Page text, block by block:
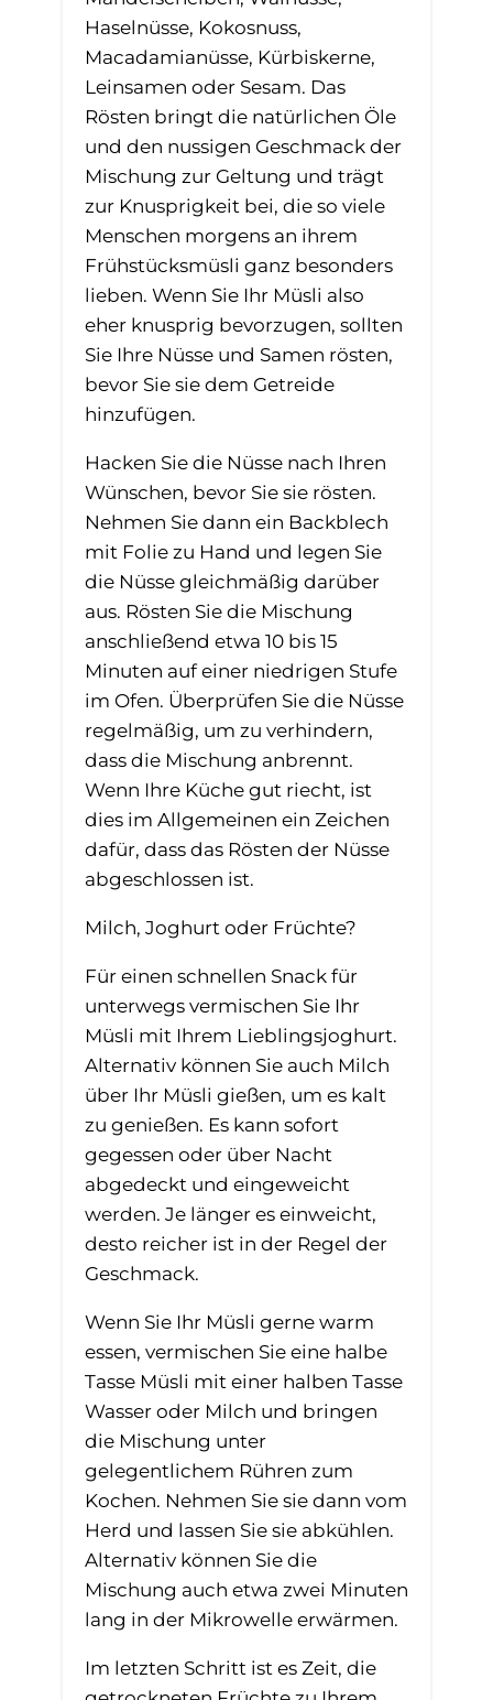
Haselnüsse, Kokosnuss,
Macadamianüsse, Kürbiskerne,
Leinsamen oder Sesam. Das
Rösten bringt die natürlichen Öle
und den nussigen Geschmack der
Mischung zur Geltung und trägt
zur Knusprigkeit bei, die so viele
Menschen morgens an ihrem
Frühstücksmüsli ganz besonders
lieben. Wenn Sie Ihr Müsli also
eher knusprig bevorzugen, sollten
Sie Ihre Nüsse und Samen rösten,
bevor Sie sie dem Getreide
hinzufügen.
Hacken Sie die Nüsse nach Ihren
Wünschen, bevor Sie sie rösten.
Nehmen Sie dann ein Backblech
mit Folie zu Hand und legen Sie
die Nüsse gleichmäßig darüber
aus. Rösten Sie die Mischung
anschließend etwa 10 bis 15
Minuten auf einer niedrigen Stufe
im Ofen. Überprüfen Sie die Nüsse
regelmäßig, um zu verhindern,
dass die Mischung anbrennt.
Wenn Ihre Küche gut riecht, ist
dies im Allgemeinen ein Zeichen
dafür, dass das Rösten der Nüsse
abgeschlossen ist.
Milch, Joghurt oder Früchte?
Für einen schnellen Snack für
unterwegs vermischen Sie Ihr
Müsli mit Ihrem Lieblingsjoghurt.
Alternativ können Sie auch Milch
über Ihr Müsli gießen, um es kalt
zu genießen. Es kann sofort
gegessen oder über Nacht
abgedeckt und eingeweicht
werden. Je länger es einweicht,
desto reicher ist in der Regel der
Geschmack.
Wenn Sie Ihr Müsli gerne warm
essen, vermischen Sie eine halbe
Tasse Müsli mit einer halben Tasse
Wasser oder Milch und bringen
die Mischung unter
gelegentlichem Rühren zum
Kochen. Nehmen Sie sie dann vom
Herd und lassen Sie sie abkühlen.
Alternativ können Sie die
Mischung auch etwa zwei Minuten
lang in der Mikrowelle erwärmen.
Im letzten Schritt ist es Zeit, die